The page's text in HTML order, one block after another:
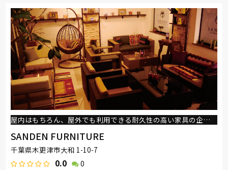
屋内はもちろん、屋外でも利用できる耐久性の高い家具の企画、制作、販売を行っております！
SANDEN FURNITURE
千葉県木更津市大和 1-10-7
0.0 0